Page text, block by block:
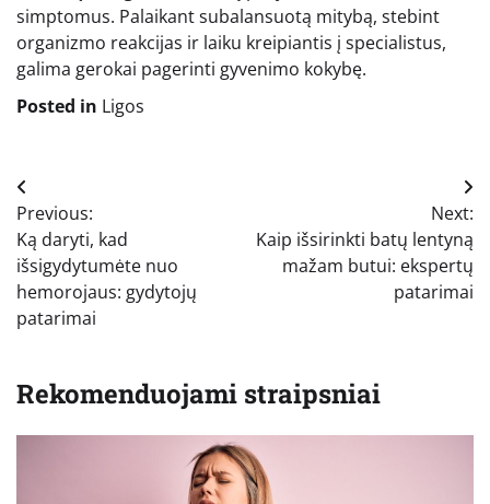
simptomus. Palaikant subalansuotą mitybą, stebint
organizmo reakcijas ir laiku kreipiantis į specialistus,
galima gerokai pagerinti gyvenimo kokybę.
Posted in Ligos
Navigacija
tarp
įrašų
Previous:
Ką daryti, kad
išsigydytumėte nuo
hemorojaus: gydytojų
patarimai
Next:
Kaip išsirinkti batų lentyną
mažam butui: ekspertų
patarimai
Rekomenduojami straipsniai